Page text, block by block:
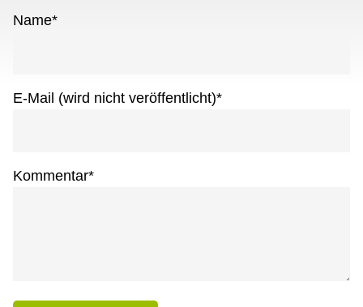
Name*
E-Mail (wird nicht veröffentlicht)*
Kommentar*